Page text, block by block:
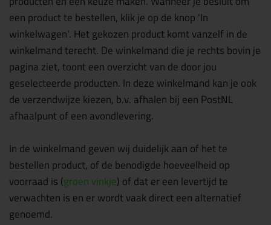
een product te bestellen, klik je op de knop 'In
winkelwagen'. Het gekozen product komt vanzelf in de
winkelmand terecht. De winkelmand die je rechts bovin je
pagina ziet, toont een overzicht van de door jou
geselecteerde producten. In deze winkelmand kan je ook
de verzendwijze kiezen, b.v. afhalen bij een PostNL
afhaalpunt of een avondlevering.
In de winkelmand geven wij duidelijk aan of het te
bestellen product, of de benodigde hoeveelheid op
voorraad is (groen vinkje) of dat er een levertijd te
verwachten is en er wordt vaak direct een alternatief
genoemd.